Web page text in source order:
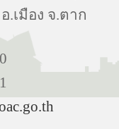
.เมือง จ.ตาก